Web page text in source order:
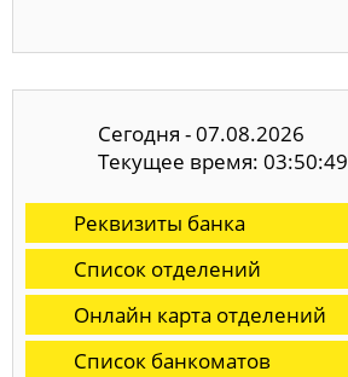
Сегодня - 07.08.2026
Текущее время: 03:50:50
Реквизиты банка
Список отделений
Онлайн карта отделений
Список банкоматов